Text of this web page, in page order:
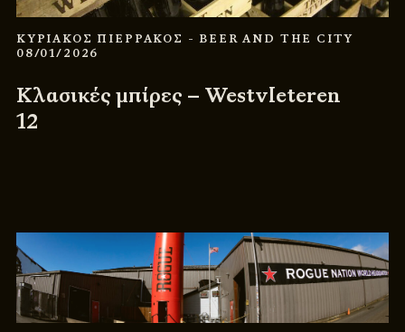
ΚΥΡΙΑΚΟΣ ΠΙΕΡΡΑΚΟΣ - BEER AND THE CITY
08/01/2026
Κλασικές μπίρες – Westvleteren
12